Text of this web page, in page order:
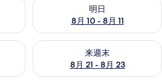
明日
8月 10 - 8月 11
室状況をチェック
来週末
8月 21 - 8月 23
来週末 8月 21 - 8月 23 の空室